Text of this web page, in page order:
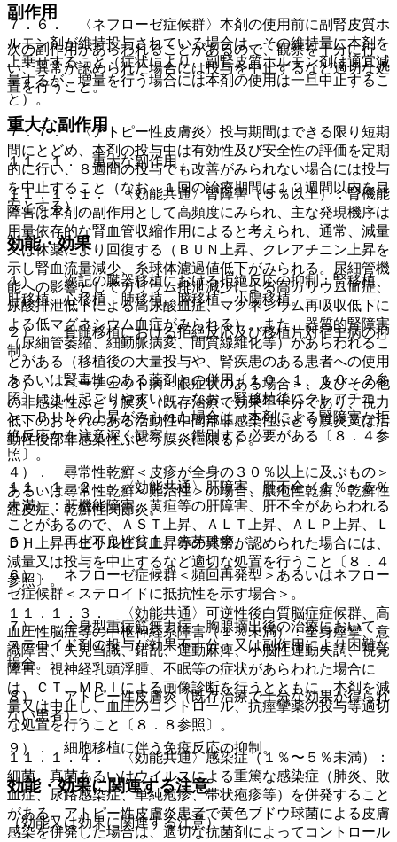
副作用
次の副作用があらわれることがあるので、観察を十分に行
い、異常が認められた場合には投与を中止するなど適切な処
置を行うこと。
重大な副作用
１１．１． 重大な副作用
１１．１．１． 〈効能共通〉腎障害（５％以上）：腎機能
障害は本剤の副作用として高頻度にみられ、主な発現機序は
用量依存的な腎血管収縮作用によると考えられ、通常、減量
又は休薬により回復する（ＢＵＮ上昇、クレアチニン上昇を
示し腎血流量減少、糸球体濾過値低下がみられる。尿細管機
能への影響としてカリウム排泄減少による高カリウム血症、
尿酸排泄低下による高尿酸血症、マグネシウム再吸収低下に
よる低マグネシウム血症がみられる）。また、器質的腎障害
（尿細管萎縮、細動脈病変、間質線維化等）があらわれるこ
とがある（移植後の大量投与や、腎疾患のある患者への使用
あるいは腎毒性のある薬剤との併用〔１０．１、１０．２参
照〕により起こりやすい）。なお、腎移植後にクレアチニ
ン、ＢＵＮの上昇がみられた場合は、本剤による腎障害か拒
絶反応かを注意深く観察し、鑑別する必要がある〔８．４参
照〕。
１１．１．２． 〈効能共通〉肝障害、肝不全（１％〜５％
未満）：肝機能障害、黄疸等の肝障害、肝不全があらわれる
ことがあるので、ＡＳＴ上昇、ＡＬＴ上昇、ＡＬＰ上昇、Ｌ
ＤＨ上昇、ビリルビン上昇等の異常が認められた場合には、
減量又は投与を中止するなど適切な処置を行うこと〔８．４
参照〕。
１１．１．３． 〈効能共通〉可逆性後白質脳症症候群、高
血圧性脳症等の中枢神経系障害（１％未満）：全身痙攣、意
識障害、失見当識、錯乱、運動麻痺、小脳性運動失調、視覚
障害、視神経乳頭浮腫、不眠等の症状があらわれた場合に
は、ＣＴ、ＭＲＩによる画像診断を行うとともに、本剤を減
量又は中止し、血圧のコントロール、抗痙攣薬の投与等適切
な処置を行うこと〔８．８参照〕。
１１．１．４． 〈効能共通〉感染症（１％〜５％未満）：
細菌、真菌あるいはウイルスによる重篤な感染症（肺炎、敗
血症、尿路感染症、単純疱疹、帯状疱疹等）を併発すること
がある。アトピー性皮膚炎患者で黄色ブドウ球菌による皮膚
感染を併発した場合は、適切な抗菌剤によってコントロール
７．６． 〈ネフローゼ症候群〉本剤の使用前に副腎皮質ホ
ルモン剤が維持投与されている場合は、その維持量に本剤を
上乗せすること（症状により、副腎皮質ホルモン剤は適宜減
量するが、増量を行う場合には本剤の使用は一旦中止するこ
と）。
７．７． 〈アトピー性皮膚炎〉投与期間はできる限り短期
間にとどめ、本剤の投与中は有効性及び安全性の評価を定期
的に行い、８週間の投与でも改善がみられない場合には投与
を中止すること（なお、１回の治療期間は１２週間以内を目
安とする）。
効能・効果
１）． 次記の臓器移植における拒絶反応の抑制：腎移植、
肝移植、心移植、肺移植、膵移植、小腸移植。
２）． 骨髄移植における拒絶反応及び移植片対宿主病の抑
制。
３）． ベーチェット病＜眼症状のある場合＞、及びその他
の非感染性ぶどう膜炎（既存治療で効果不十分であり、視力
低下のおそれのある活動性中間部非感染性ぶどう膜炎又は活
動性後部非感染性ぶどう膜炎に限る）。
４）． 尋常性乾癬＜皮疹が全身の３０％以上に及ぶもの＞
あるいは尋常性乾癬＜難治性＞の場合、膿疱性乾癬、乾癬性
紅皮症、乾癬性関節炎。
５）． 再生不良性貧血、赤芽球癆。
６）． ネフローゼ症候群＜頻回再発型＞あるいはネフロー
ゼ症候群＜ステロイドに抵抗性を示す場合＞。
７）． 全身型重症筋無力症：胸腺摘出後の治療において、
ステロイド剤の投与が効果不十分、又は副作用により困難な
場合。
８）． アトピー性皮膚炎（既存治療で十分な効果が得られ
ない患者）。
９）． 細胞移植に伴う免疫反応の抑制。
効能・効果に関連する注意
（効能又は効果に関連する注意）